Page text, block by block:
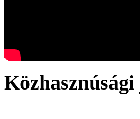
Közhasznúsági